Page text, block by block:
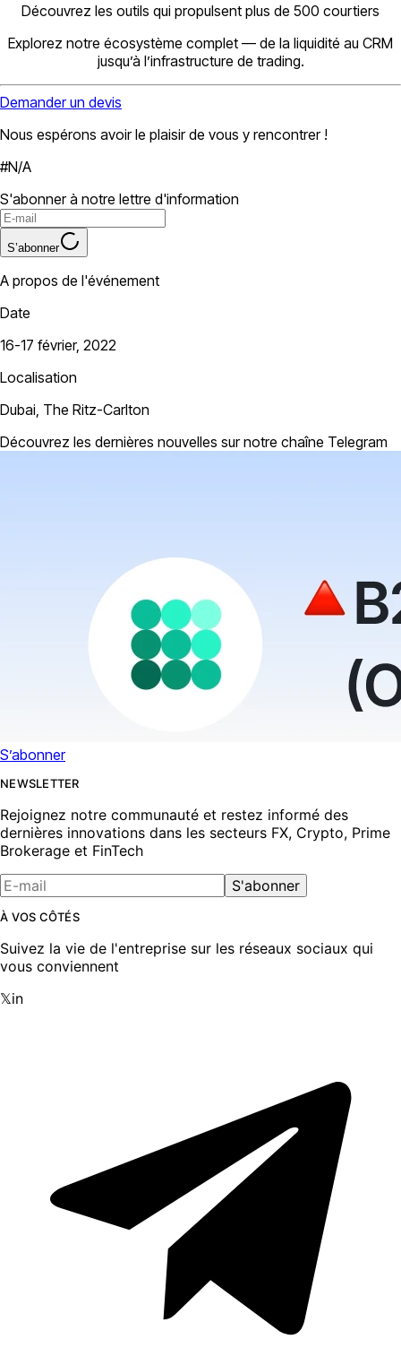
Découvrez les outils qui propulsent plus de 500 courtiers
Explorez notre écosystème complet — de la liquidité au CRM
jusqu’à l’infrastructure de trading.
Demander un devis
Nous espérons avoir le plaisir de vous y rencontrer !
#N/A
S'abonner à notre lettre d'information
S’abonner
A propos de l'événement
Date
16-17 février, 2022
Localisation
Dubai, The Ritz-Carlton
Découvrez les dernières nouvelles sur notre chaîne Telegram
S’abonner
NEWSLETTER
Rejoignez notre communauté et restez informé des
dernières innovations dans les secteurs FX, Crypto, Prime
Brokerage et FinTech
S'abonner
À VOS CÔTÉS
Suivez la vie de l'entreprise sur les réseaux sociaux qui
vous conviennent
𝕏in